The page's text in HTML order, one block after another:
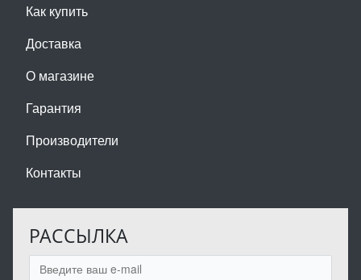
Как купить
Доставка
О магазине
Гарантия
Производители
Контакты
РАССЫЛКА